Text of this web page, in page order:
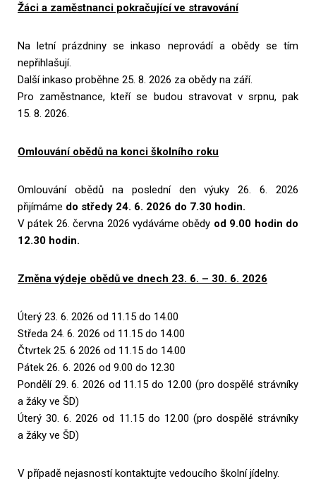
Žáci a zaměstnanci pokračující ve stravování
Na letní prázdniny se inkaso neprovádí a obědy se tím
nepřihlašují.
Další inkaso proběhne 25. 8. 2026 za obědy na září.
Pro zaměstnance, kteří se budou stravovat v srpnu, pak
15. 8. 2026.
Omlouvání obědů na konci školního roku
Omlouvání obědů na poslední den výuky 26. 6. 2026
přijímáme do středy 24. 6. 2026 do 7.30 hodin.
V pátek 26. června 2026 vydáváme obědy od 9.00 hodin do
12.30 hodin.
Změna výdeje obědů ve dnech 23. 6. – 30. 6. 2026
Úterý 23. 6. 2026 od 11.15 do 14.00
Středa 24. 6. 2026 od 11.15 do 14.00
Čtvrtek 25. 6 2026 od 11.15 do 14.00
Pátek 26. 6. 2026 od 9.00 do 12.30
Pondělí 29. 6. 2026 od 11.15 do 12.00 (pro dospělé strávníky
a žáky ve ŠD)
Úterý 30. 6. 2026 od 11.15 do 12.00 (pro dospělé strávníky
a žáky ve ŠD)
V případě nejasností kontaktujte vedoucího školní jídelny.